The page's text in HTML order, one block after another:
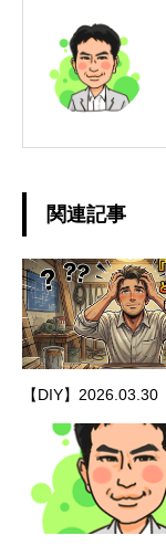
関連記事
【DIY】2026.03.30